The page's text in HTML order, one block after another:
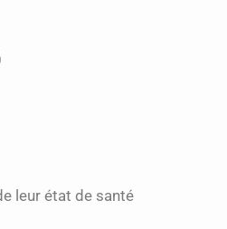
leur état de santé